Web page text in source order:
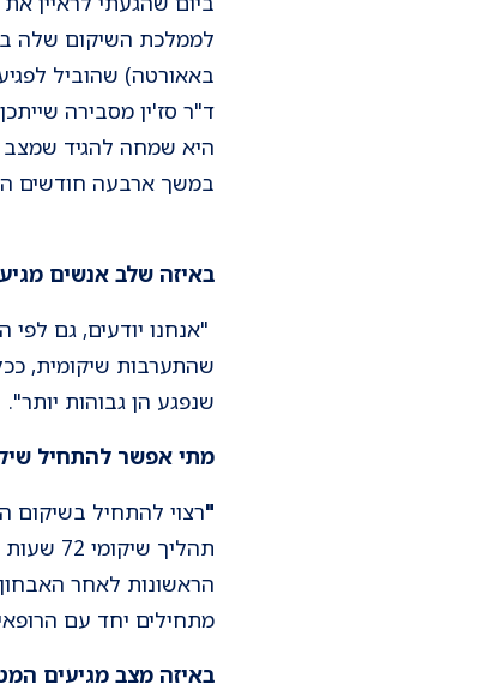
לממלכת השיקום שלה
באאורטה) שהוביל
ד"ר סז'ין מסבירה
היא שמחה להגיד שמצב
במשך ארבעה חודשים
באיזה שלב אנשים
"אנחנו יודעים, גם
שהתערבות שיקומית,
שנפגע הן גבוהות יותר".
מתי אפשר להתחיל
"רצוי להתחיל בשיקום
תהליך
הראשונות לאחר
מתחילים יחד עם
באיזה מצב מגיעים